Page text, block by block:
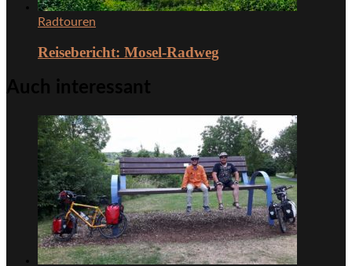
Radtouren
Reisebericht: Mosel-Radweg
Auch interessant